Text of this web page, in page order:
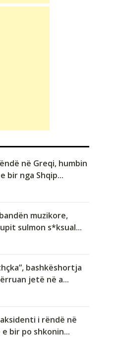
në Greqi, humbin
bir nga Shqip...
muzikore,
sulmon s*ksual...
bashkëshortja
jetë në a...
i rëndë në
bir po shkonin...